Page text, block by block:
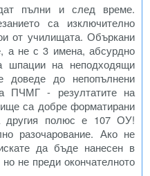
пълни и след време.
са изключително
от училищата. Объркани
а не с 3 имена, абсурдно
шпации на неподходящи
доведе до непопълнени
ПЧМГ - резултатите на
са добре форматирани
другия полюс е 107 ОУ!
разочарование. Ако не
да бъде нанесен в
не преди окончателното